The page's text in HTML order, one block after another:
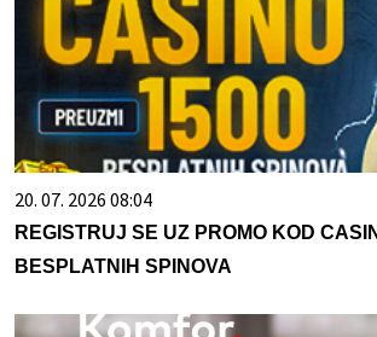
20. 07. 2026 08:04
REGISTRUJ SE UZ PROMO KOD
BESPLATNIH SPINOVA